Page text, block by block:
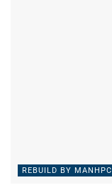
REBUILD BY MANHPC